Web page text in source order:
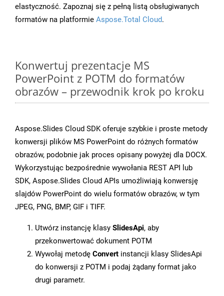
elastyczność. Zapoznaj się z pełną listą obsługiwanych
formatów na platformie Aspose.Total Cloud.
Konwertuj prezentacje MS
PowerPoint z POTM do formatów
obrazów – przewodnik krok po kroku
Aspose.Slides Cloud SDK oferuje szybkie i proste metody
konwersji plików MS PowerPoint do różnych formatów
obrazów, podobnie jak proces opisany powyżej dla DOCX.
Wykorzystując bezpośrednie wywołania REST API lub
SDK, Aspose.Slides Cloud APIs umożliwiają konwersję
slajdów PowerPoint do wielu formatów obrazów, w tym
JPEG, PNG, BMP, GIF i TIFF.
Utwórz instancję klasy SlidesApi, aby
przekonwertować dokument POTM
Wywołaj metodę Convert instancji klasy SlidesApi
do konwersji z POTM i podaj żądany format jako
drugi parametr.